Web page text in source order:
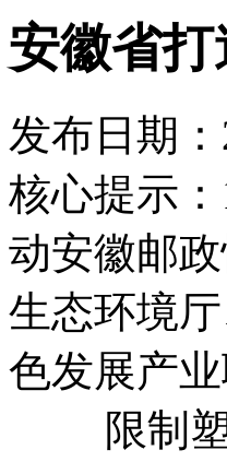
安徽省
发布日期
核心提示
动安徽邮
生态环境
色发展产业
限制塑